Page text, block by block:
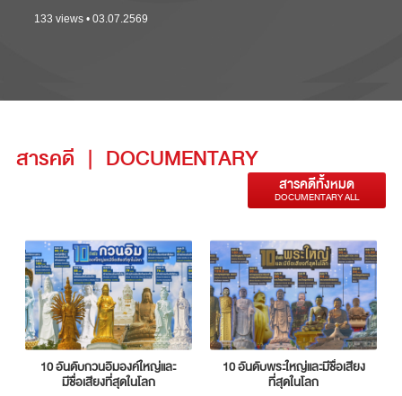
133 views • 03.07.2569
สารคดี | DOCUMENTARY
สารคดีทั้งหมด
DOCUMENTARY ALL
10 อันดับกวนอิมองค์ใหญ่และ
มีชื่อเสียงที่สุดในโลก
10 อันดับพระใหญ่และมีชื่อเสียง
ที่สุดในโลก